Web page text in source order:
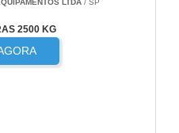
LTDA/ SP
2500 KG